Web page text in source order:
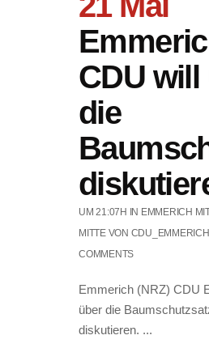
CDU will
die
UM 21:07H IN EMMERICH
MITTE VON CDU_EMMERICH
COMMENTS
Emmerich (NRZ) CDU
über die
diskutieren. ...